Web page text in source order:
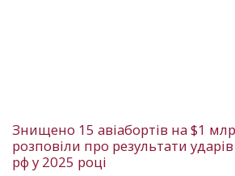
Знищено 15 авіабортів на $1
розповіли про результати
рф у 2025 році